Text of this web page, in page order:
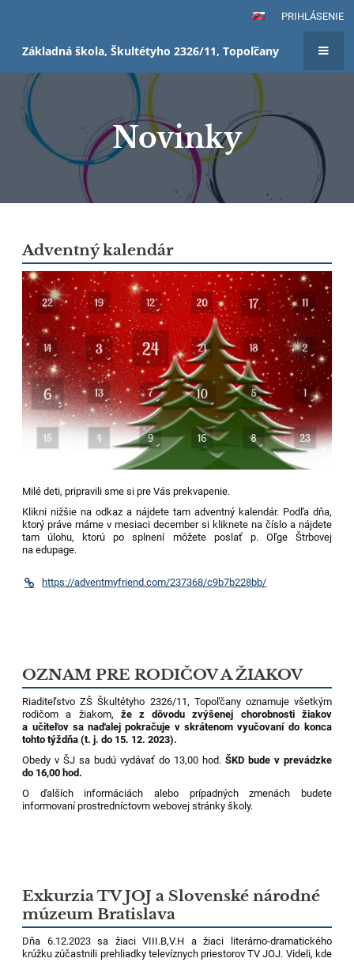
PRIHLÁSENIE
Základná škola, Škultétyho 2326/11, Topoľčany
Novinky
Adventný kalendár
Milé deti, pripravili sme si pre Vás prekvapenie.
Klikni nižšie na odkaz a nájdete tam adventný kalendár. Podľa dňa,
ktorý práve máme v mesiaci december si kliknete na číslo a nájdete
tam úlohu, ktorú po splnení môžete poslať p. Oľge Štrbovej
na edupage.
https://adventmyfriend.com/237368/c9b7b228bb/
OZNAM PRE RODIČOV A ŽIAKOV
Riaditeľstvo ZŠ Škultétyho 2326/11, Topoľčany oznamuje všetkým
rodičom a žiakom, že z dôvodu zvýšenej chorobnosti žiakov
a učiteľov sa naďalej pokračuje v skrátenom vyučovaní do konca
tohto týždňa (t. j. do 15. 12. 2023).
Obedy v ŠJ sa budú vydávať do 13,00 hod. ŠKD bude v prevádzke
do 16,00 hod.
O ďalších informáciách alebo prípadných zmenách budete
informovaní prostredníctovm webovej stránky školy.
Exkurzia TV JOJ a Slovenské národné
múzeum Bratislava
Dňa 6.12.2023 sa žiaci VIII.B,V.H a žiaci literárno-dramatického
krúžku zúčastnili prehliadky televíznych priestorov TV JOJ. Videli, kde